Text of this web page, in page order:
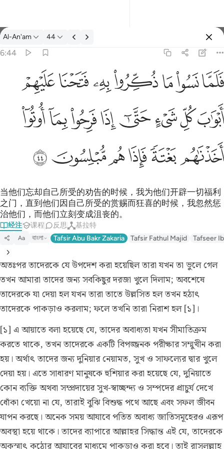
经注: Al-An'am 6:44
Al-An'am 44
6:44
كل شيء حتى اذا فرحوا بما اوتوا اخذناهم بغتة فاذا هم مبلسون ٤٤
حَتَّىٰٓ إِذَا فَرِحُوا۟ بِمَآ أُوتُوٓا۟ أَخَذْنَـٰهُم بَغْتَةًۭ فَإِذَا هُم مُّبْلِسُونَ ٤٤ﳇﳈﳉﳊﳋﳌﳍ
ﳎﳏﳐﳑﳒﳓﳔﳕ
ﳖﳗﳘﳙﳚﳛ
当他们忘却自己所受的劝告的时候，我为他们开辟一切福利
之门，直到他们因自己所受的赏赐而狂喜的时候，我忽然惩
治他们，而他们立刻变成沮丧的。
经注 课程 反思 基拉特
Aa বাংলা Tafsir Abu Bakr Zakaria Tafsir Fathul Majid Tafseer
অতঃপর তাদেরকে যে উপদেশ করা হয়েছিল তারা যখন তা ভুলে গেল
তখন আমারা তাদের জন্য সবকিছুর দরজা খুলে দিলাম; অবশেষে
তাদেরকে যা দেয়া হল যখন তারা তাতে উল্লসিত হল তখন হঠাৎ
তাদেরকে পাকড়াও করলাম; ফলে তখনি তারা নিরাশ হল [১]।
[১] এ আয়াতে বলা হয়েছে যে, তাদের অবাধ্যতা যখন সীমাতিক্রম
করতে থাকে, তখন তাদেরকে একটি বিপজ্জনক পরীক্ষার সম্মুখীন করা
হয়। অর্থাৎ তাদের জন্য দুনিয়ার নেয়ামত, সুখ ও সাফল্যের দ্বার খুলে
দেয়া হয়। এতে সাধারণ মানুষকে হুশিয়ার করা হয়েছে যে, দুনিয়াতে
কোন ব্যক্তি অথবা সম্প্রদায়ের সুখ-স্বাচ্ছন্দ্য ও সম্পদের প্রাচুর্য দেখে
ধোঁকা খেয়ো না যে, তারাই বুঝি বিশুদ্ধ পথে আছে এবং সফল জীবন
যাপন করছে। অনেক সময় আযাবে পতিত অবাধ্য জাতিসমূহেরও এরূপ
অবস্থা হয়ে থাকে। তাদের ব্যাপারে আল্লাহর সিদ্ধান্ত এই যে, তাদেরকে